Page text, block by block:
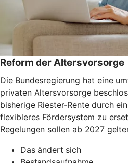
Reform der Altersvorsorge
Die Bundesregierung hat eine
privaten Altersvorsorge
bisherige Riester-Rente durch
flexibleres Fördersystem zu
Regelungen sollen ab 2027
Das ändert sich